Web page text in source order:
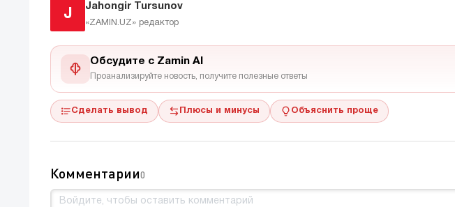
J
Jahongir Tursunov
«ZAMIN.UZ» редактор
Обсудите с Zamin AI
Проанализируйте новость, получите полезные ответы
Сделать вывод Плюсы и минусы Объяснить проще
Комментарии0